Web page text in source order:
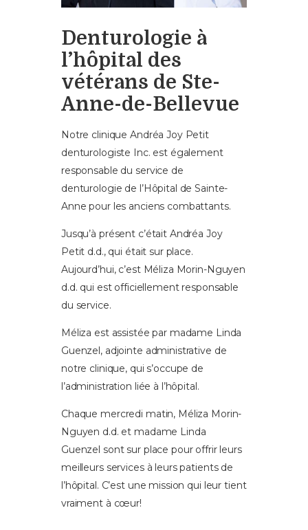
Denturologie à
l’hôpital des
vétérans de Ste-
Anne-de-Bellevue
Notre clinique Andréa Joy Petit
denturologiste Inc. est également
responsable du service de
denturologie de l’Hôpital de Sainte-
Anne pour les anciens combattants.
Jusqu’à présent c’était Andréa Joy
Petit d.d., qui était sur place.
Aujourd’hui, c’est Méliza Morin-Nguyen
d.d. qui est officiellement responsable
du service.
Méliza est assistée par madame Linda
Guenzel, adjointe administrative de
notre clinique, qui s’occupe de
l’administration liée à l’hôpital.
Chaque mercredi matin, Méliza Morin-
Nguyen d.d. et madame Linda
Guenzel sont sur place pour offrir leurs
meilleurs services à leurs patients de
l’hôpital. C’est une mission qui leur tient
vraiment à cœur!